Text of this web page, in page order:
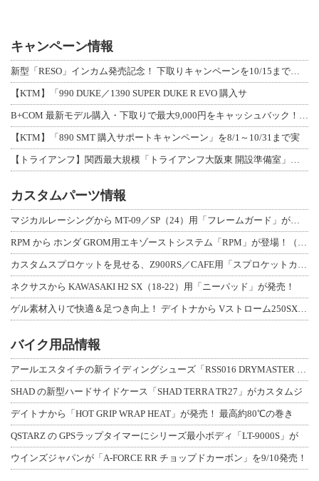
キャンペーン情報
【KTM】「990 DUKE／1390 SUPER DUKE R EVO 購入サ
【KTM】「890 SMT 購入サポートキャンペーン」を8/1～10/31まで実
カスタムパーツ情報
ネクサスから KAWASAKI H2 SX（18-22）用「ニーパッド」が発売！
バイク用品情報
SHAD の新型ハードサイドケース「SHAD TERRA TR27」がカスタムジ
デイトナから「HOT GRIP WRAP HEAT」が発売！ 最高約80℃の巻き
QSTARZ の GPSラップタイマーにシリーズ最小ボディ「LT-9000S」が
ウインズジャパンが「A-FORCE RR チョップドカーボン」を9/10発売！